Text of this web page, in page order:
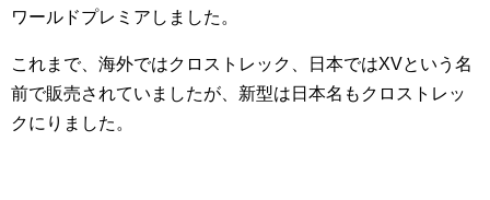
ワールドプレミアしました。
これまで、海外ではクロストレック、日本ではXVという名
前で販売されていましたが、新型は日本名もクロストレッ
クにりました。